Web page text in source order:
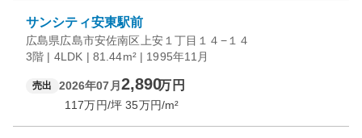
サンシティ安東駅前
広島県広島市安佐南区上安１丁目１４−１４
3階 | 4LDK | 81.44m² | 1995年11月
売出 2026年07月 2,890万円
117万円/坪 35万円/m²